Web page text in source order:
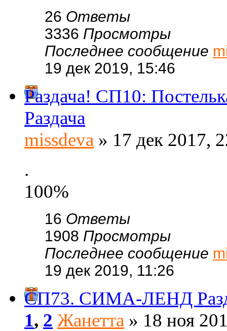
26 Ответы
3336 Просмотры
Последнее сообщение
19 дек 2019, 15:46
Раздача! СП10:
Раздача
missdeva » 17 дек 2017,
.
100%
16 Ответы
1908 Просмотры
Последнее сообщение
19 дек 2019, 11:26
СП73. СИМА-ЛЕНД
1, 2 Жанетта » 18 ноя